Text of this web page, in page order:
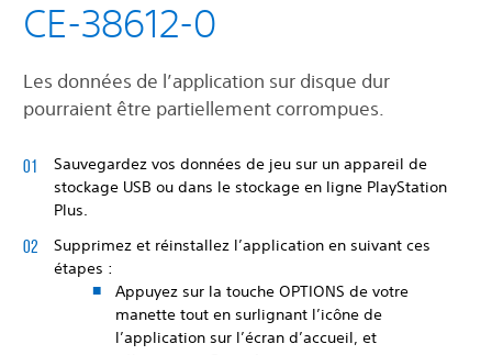
CE-38612-0
Les données de l’application sur disque dur
pourraient être partiellement corrompues.
Sauvegardez vos données de jeu sur un appareil de
stockage USB ou dans le stockage en ligne PlayStation
Plus.
Supprimez et réinstallez l’application en suivant ces
étapes :
Appuyez sur la touche OPTIONS de votre
manette tout en surlignant l’icône de
l’application sur l’écran d’accueil, et